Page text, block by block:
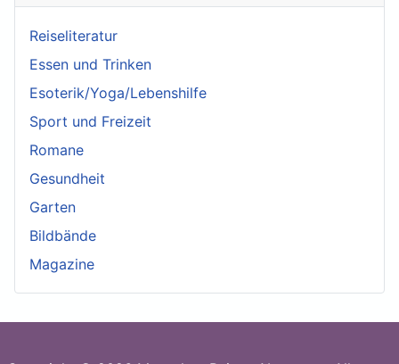
Reiseliteratur
Essen und Trinken
Esoterik/Yoga/Lebenshilfe
Sport und Freizeit
Romane
Gesundheit
Garten
Bildbände
Magazine